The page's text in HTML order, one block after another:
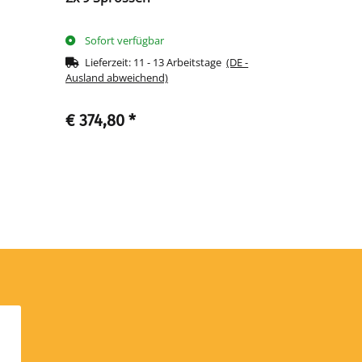
Sofort verfügbar
Lieferzeit: 11 - 13 Arbeitstage(DE -
Ausland abweichend)
€ 374,80 *